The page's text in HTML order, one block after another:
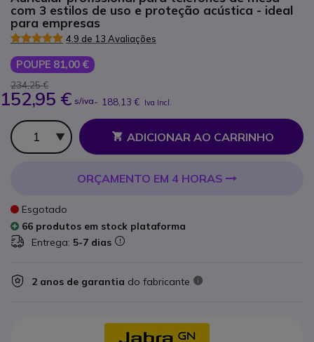
com 3 estilos de uso e proteção acústica - ideal
para empresas
4.9 de 13 Avaliações
POUPE 81,00 €
234,25 €
152,95 € s/iva- 188,13 € Iva Incl.
Qtd
ADICIONAR AO CARRINHO
ORÇAMENTO EM 4 HORAS
Esgotado
66 produtos em stock plataforma
Entrega: 5-7 dias
2 anos de garantia do fabricante